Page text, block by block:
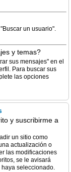
un usuario".
y temas?
sus mensajes" en el
Para buscar sus
las opciones
y suscribirme a
un sitio como
actualización o
las modificaciones
se le avisará
seleccionado.